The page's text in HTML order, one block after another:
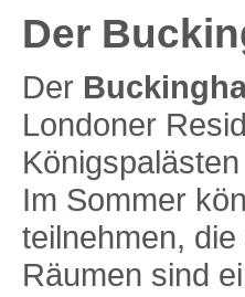
Der
Der
Londoner
Im Sommer
teilnehmen,
Räumen sind